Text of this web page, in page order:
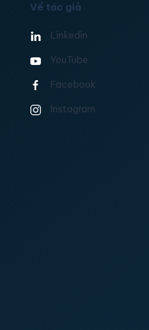
Về tác giả
Linkedin
YouTube
Facebook
Instagram